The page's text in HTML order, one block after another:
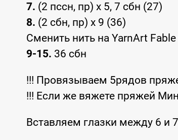
7. (2 пссн, пр) x 5, 7 сбн (27)
8. (2 сбн, пр) x 9 (36)
Сменить нить на YarnArt
9-15. 36 сбн
!!! Провязываем 5рядов
!!! Если же вяжете пряжей
Вставляем глазки между 6 и